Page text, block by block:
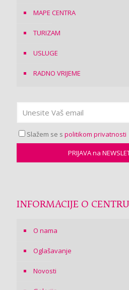
MAPE CENTRA
TURIZAM
USLUGE
RADNO VRIJEME
Slažem se s politikom privatnosti
INFORMACIJE O CENTRU
O nama
Oglašavanje
Novosti